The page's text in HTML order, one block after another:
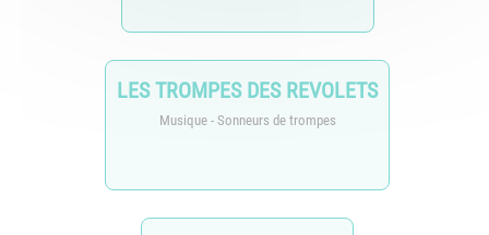
LES TROMPES DES REVOLETS
Musique - Sonneurs de trompes